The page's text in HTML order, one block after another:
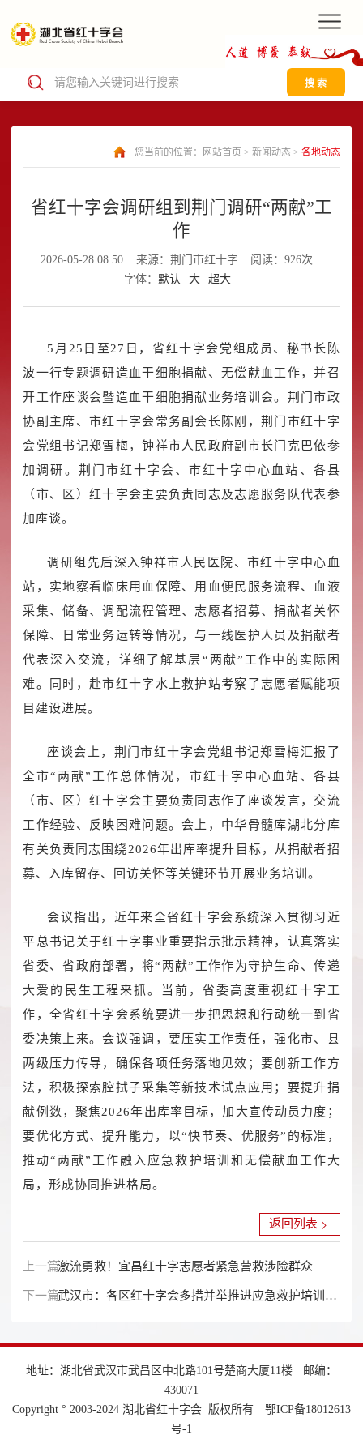
搜 索
您当前的位置： 网站首页 > 新闻动态> 各地动态
省红十字会调研组到荆门调研“两献”工
作
2026-05-28 08:50 来源：荆门市红十字
阅读：926次
字体： 默认 大 超大
5月25日至27日，省红十字会党组成员、秘书长陈
波一行专题调研造血干细胞捐献、无偿献血工作，并召
开工作座谈会暨造血干细胞捐献业务培训会。荆门市政
协副主席、市红十字会常务副会长陈刚，荆门市红十字
会党组书记郑雪梅，钟祥市人民政府副市长门克巴依参
加调研。荆门市红十字会、市红十字中心血站、各县
（市、区）红十字会主要负责同志及志愿服务队代表参
加座谈。
调研组先后深入钟祥市人民医院、市红十字中心血
站，实地察看临床用血保障、用血便民服务流程、血液
采集、储备、调配流程管理、志愿者招募、捐献者关怀
保障、日常业务运转等情况，与一线医护人员及捐献者
代表深入交流，详细了解基层“两献”工作中的实际困
难。同时，赴市红十字水上救护站考察了志愿者赋能项
目建设进展。
座谈会上，荆门市红十字会党组书记郑雪梅汇报了
全市“两献”工作总体情况，市红十字中心血站、各县
（市、区）红十字会主要负责同志作了座谈发言，交流
工作经验、反映困难问题。会上，中华骨髓库湖北分库
有关负责同志围绕2026年出库率提升目标，从捐献者招
募、入库留存、回访关怀等关键环节开展业务培训。
会议指出，近年来全省红十字会系统深入贯彻习近
平总书记关于红十字事业重要指示批示精神，认真落实
省委、省政府部署，将“两献”工作作为守护生命、传递
大爱的民生工程来抓。当前，省委高度重视红十字工
作，全省红十字会系统要进一步把思想和行动统一到省
委决策上来。会议强调，要压实工作责任，强化市、县
两级压力传导，确保各项任务落地见效；要创新工作方
法，积极探索腔拭子采集等新技术试点应用；要提升捐
献例数，聚焦2026年出库率目标，加大宣传动员力度；
要优化方式、提升能力，以“快节奏、优服务”的标准，
推动“两献”工作融入应急救护培训和无偿献血工作大
局，形成协同推进格局。
上一篇：激流勇救！宜昌红十字志愿者紧急营救涉险群众
下一篇：武汉市：各区红十字会多措并举推进应急救护培训
返回列表
地址：湖北省武汉市武昌区中北路101号楚商大厦11楼
邮编：
430071
Copyright ° 2003-2024 湖北省红十字会 版权所有
鄂ICP备18012613
号-1